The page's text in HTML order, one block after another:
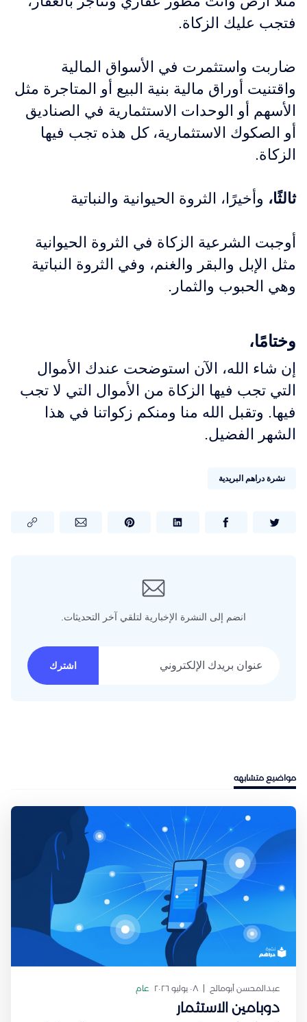
فتجب عليك الزكاة.
ضاربت واستثمرت في الأسواق المالية
واقتنيت أوراق مالية بنية البيع أو المتاجرة مثل
الأسهم أو الوحدات الاستثمارية في الصناديق
أو الصكوك الاستثمارية، كل هذه تجب فيها
الزكاة.
ثالثًا، وأخيرًا، الثروة الحيوانية والنباتية
أوجبت الشرعية الزكاة في الثروة الحيوانية
مثل الإبل والبقر والغنم، وفي الثروة النباتية
وهي الحبوب والثمار.
وختامًا،
إن شاء الله، الآن استوضحت عندك الأموال
التي تجب فيها الزكاة من الأموال التي لا تجب
فيها. وتقبل الله منا ومنكم زكواتنا في هذا
الشهر الفضيل.
نشرة دراهم البريدية
انضم إلى النشرة الإخبارية لتلقي آخر التحديثات.
اشترك
مواضيع متشابهه
عبدالمحسن أبومالح ٠٨ يوليو ٢٠٢٦ عام
دوبامين الاستثمار